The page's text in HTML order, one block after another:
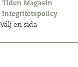
Tiden Magasin
Integritetspolicy
Välj en sida